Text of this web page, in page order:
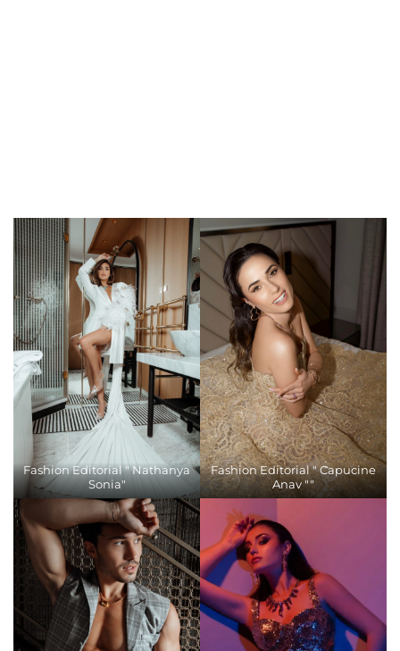
Fashion Editorial " Nathanya
Sonia"
Fashion Editorial " Capucine
Anav ""